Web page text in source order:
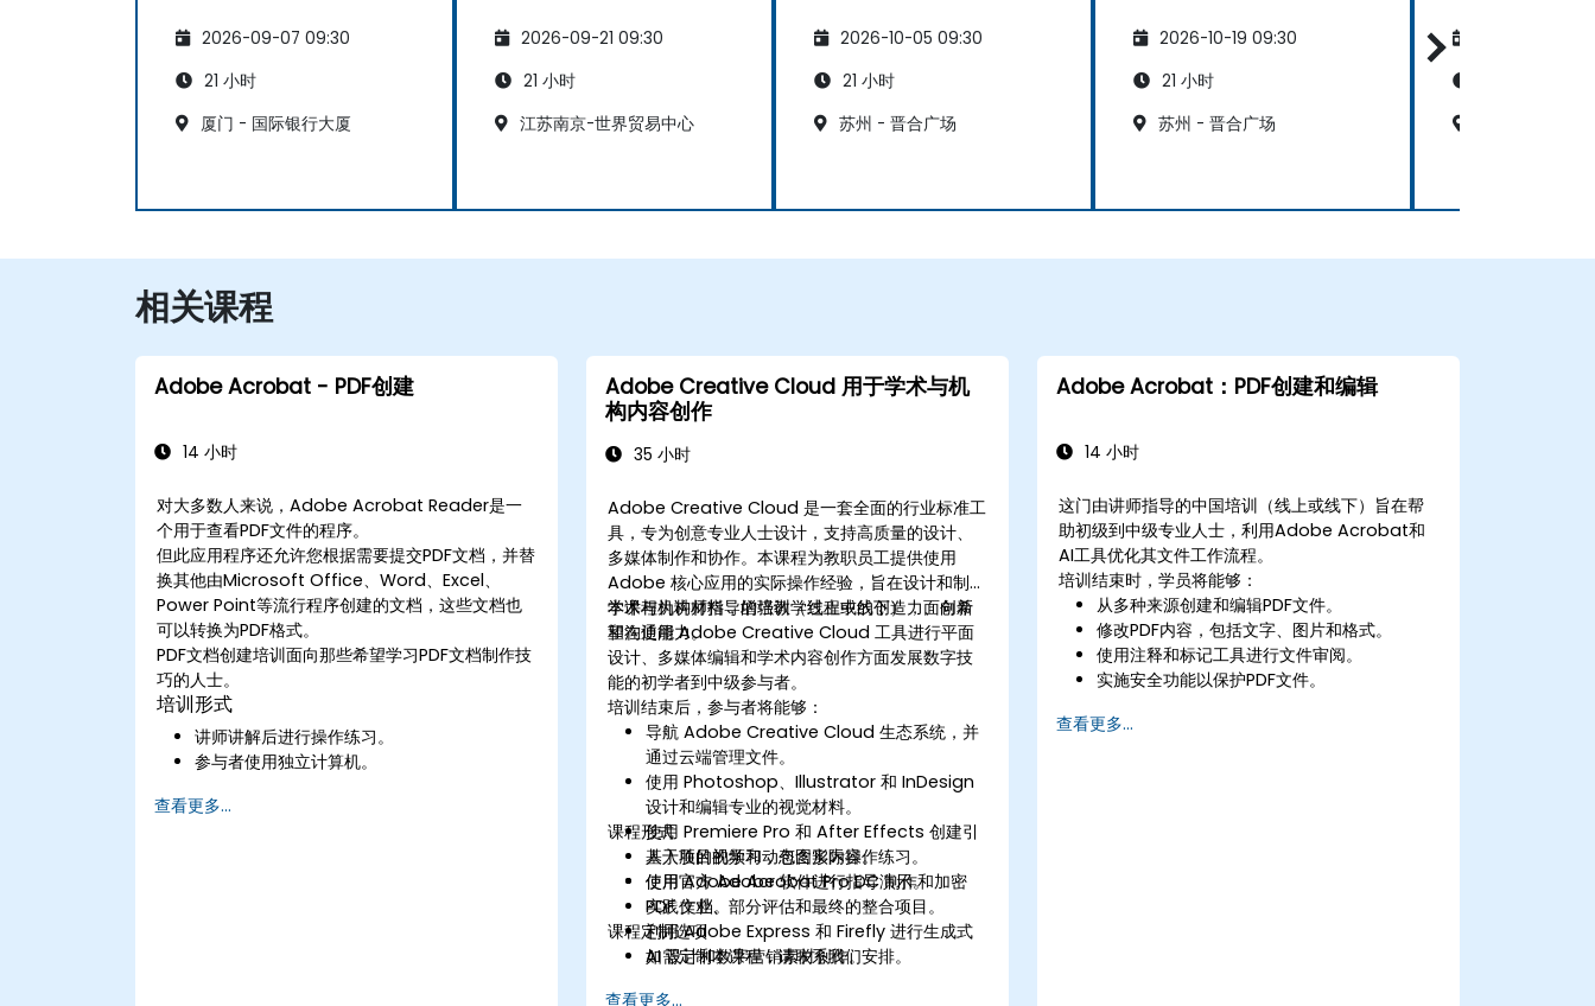
2026-09-07 09:30
21 小时
厦门 - 国际银行大厦
2026-09-21 09:30
21 小时
江苏南京-世界贸易中心
2026-10-05 09:30
21 小时
苏州 - 晋合广场
2026-10-19 09:30
21 小时
苏州 - 晋合广场
相关课程
Adobe Acrobat - PDF创建
14 小时
对大多数人来说，Adobe Acrobat Reader是一
个用于查看PDF文件的程序。
但此应用程序还允许您根据需要提交PDF文档，并替
换其他由Microsoft Office、Word、Excel、
Power Point等流行程序创建的文档，这些文档也
可以转换为PDF格式。
PDF文档创建培训面向那些希望学习PDF文档制作技
巧的人士。
培训形式
讲师讲解后进行操作练习。
参与者使用独立计算机。
查看更多...
Adobe Creative Cloud 用于学术与机
构内容创作
35 小时
Adobe Creative Cloud 是一套全面的行业标准工
具，专为创意专业人士设计，支持高质量的设计、
多媒体制作和协作。本课程为教职员工提供使用
Adobe 核心应用的实际操作经验，旨在设计和制作
学术与机构材料，增强教学过程中的创造力、创新
和沟通能力。
本课程为讲师指导的培训（线上或线下），面向希
望在使用 Adobe Creative Cloud 工具进行平面
设计、多媒体编辑和学术内容创作方面发展数字技
能的初学者到中级参与者。
培训结束后，参与者将能够：
导航 Adobe Creative Cloud 生态系统，并
通过云端管理文件。
使用 Photoshop、Illustrator 和 InDesign
设计和编辑专业的视觉材料。
使用 Premiere Pro 和 After Effects 创建引
人入胜的视频和动态图形内容。
使用 Adobe Acrobat Pro DC 制作和加密
PDF 文档。
利用 Adobe Express 和 Firefly 进行生成式
AI 设计和数字营销素材创作。
课程形式
基于项目的学习，包含实际操作练习。
使用官方 Adobe 软件进行指导演示。
实践作业、部分评估和最终的整合项目。
课程定制选项
如需定制本课程，请联系我们安排。
查看更多...
Adobe Acrobat：PDF创建和编辑
14 小时
这门由讲师指导的中国培训（线上或线下）旨在帮
助初级到中级专业人士，利用Adobe Acrobat和
AI工具优化其文件工作流程。
培训结束时，学员将能够：
从多种来源创建和编辑PDF文件。
修改PDF内容，包括文字、图片和格式。
使用注释和标记工具进行文件审阅。
实施安全功能以保护PDF文件。
查看更多...